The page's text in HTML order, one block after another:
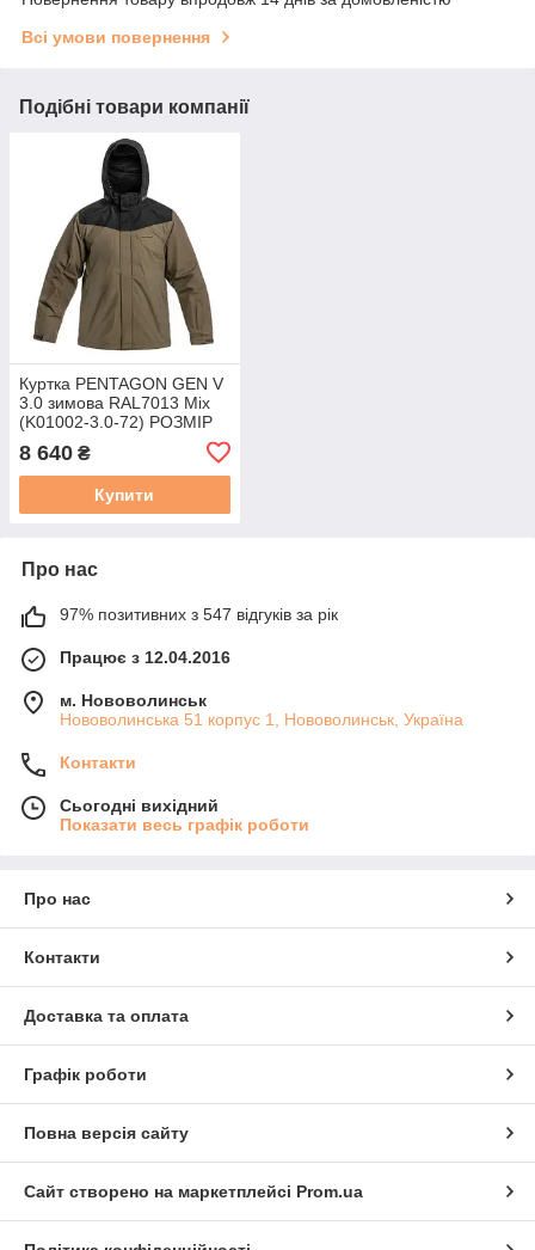
Всі умови повернення
Подібні товари компанії
Куртка PENTAGON GEN V
3.0 зимова RAL7013 Mix
(K01002-3.0-72) РОЗМІР
8 640 ₴
Купити
Про нас
97% позитивних з 547 відгуків за рік
Працює з 12.04.2016
м. Нововолинськ
Нововолинська 51 корпус 1, Нововолинськ, Україна
Контакти
Сьогодні вихідний
Показати весь графік роботи
Про нас
Контакти
Доставка та оплата
Графік роботи
Повна версія сайту
Сайт створено на маркетплейсі Prom.ua